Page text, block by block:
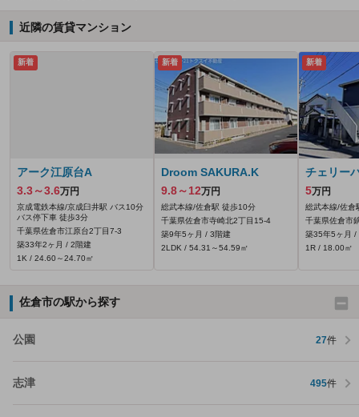
近隣の賃貸マンション
新着
アーク江原台A
3.3～3.6万円
京成電鉄本線/京成臼井駅 バス10分
バス停下車 徒歩3分
千葉県佐倉市江原台2丁目7-3
築33年2ヶ月 / 2階建
1K / 24.60～24.70㎡
新着
Droom SAKURA.K
9.8～12万円
総武本線/佐倉駅 徒歩10分
千葉県佐倉市寺崎北2丁目15-4
築9年5ヶ月 / 3階建
2LDK / 54.31～54.59㎡
新着
チェリー
5万円
総武本線/佐倉
千葉県佐倉市
築35年5ヶ月 /
1R / 18.00㎡
佐倉市の駅から探す
公園 27件
志津 495件